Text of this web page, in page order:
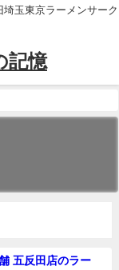
玉東京ラーメンサーク
記憶
五反田店のラー